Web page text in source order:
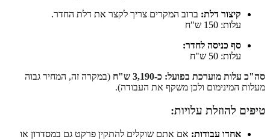
קיצור דלת: ברוב המקרים צריך לקצר את דלת החדר.
עלות: 150 ש"ח
סף כניסה לחדר:
עלות: 50 ש"ח
סה"כ עלות מוערכת בפועל: כ-3,190 ש"ח
(במקרה זה, המחיר גבוה
מעלות המינימום ולכן משקף את העבודה).
טיפים להוזלת עלויות:
אחדו עבודות: אם אתם שוקלים להתקין פרקט גם במסדרון או